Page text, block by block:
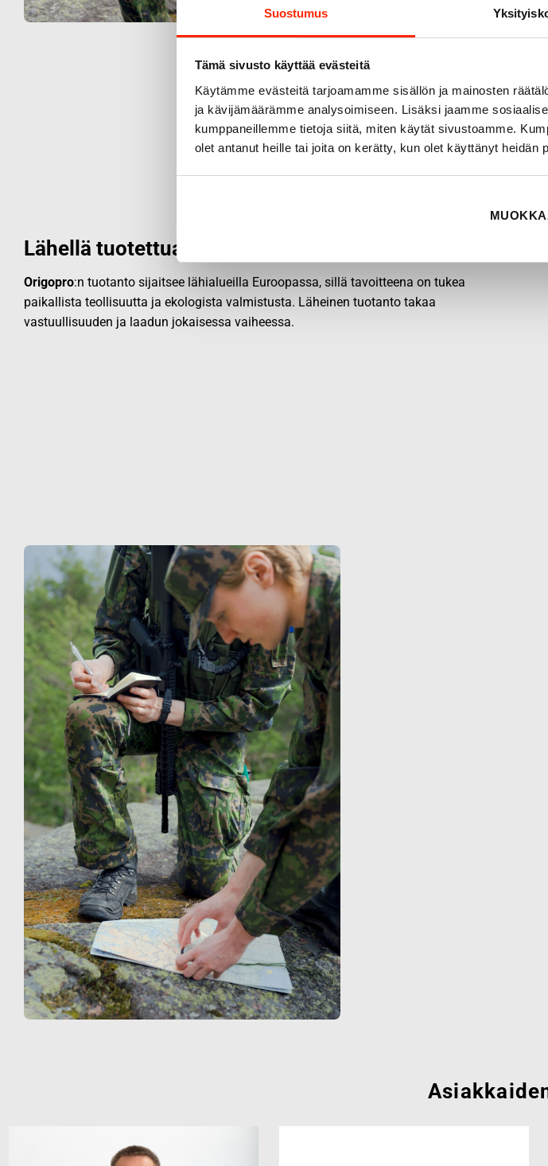
Suostumus
Tämä sivusto käyttää evästeitä
Käytämme evästeitä tarjoamamme sisällön ja mainosten
ja kävijämäärämme analysoimiseen. Lisäksi jaamme
kumppaneillemme tietoja siitä, miten käytät sivustoamme.
olet antanut heille tai joita on kerätty, kun olet käyttänyt heidän
Lähellä tuotettua laatua
Origopro:n tuotanto sijaitsee lähialueilla Euroopassa, sillä tavoitteena on tukea
paikallista teollisuutta ja ekologista valmistusta. Läheinen tuotanto takaa
vastuullisuuden ja laadun jokaisessa vaiheessa.